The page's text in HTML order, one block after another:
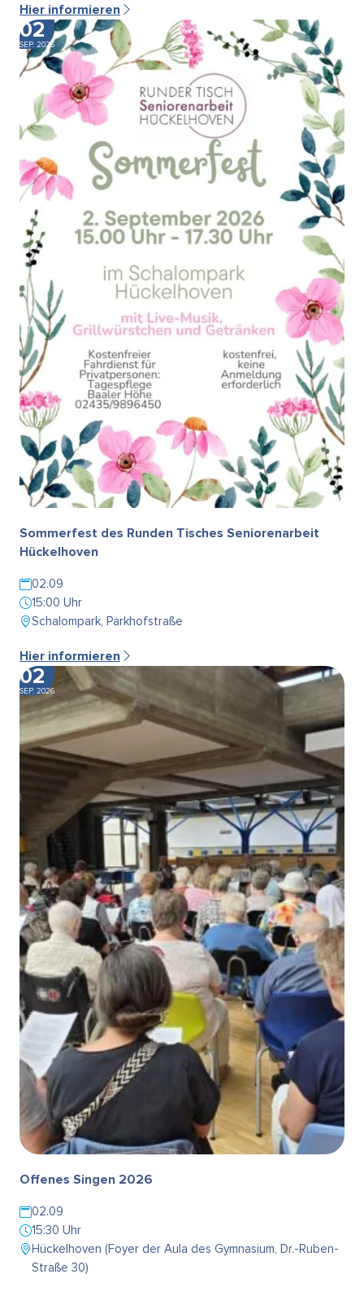
Hier informieren
02
SEP. 2026
Sommerfest des Runden Tisches Seniorenarbeit
Hückelhoven
02.09
15:00 Uhr
Schalompark, Parkhofstraße
Hier informieren
02
SEP. 2026
Offenes Singen 2026
02.09
15:30 Uhr
Hückelhoven (Foyer der Aula des Gymnasium, Dr.-Ruben-
Straße 30)